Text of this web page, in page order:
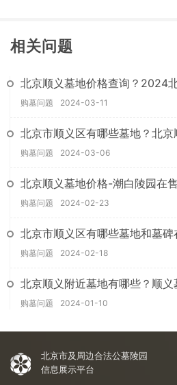
相关问题
北京顺义墓地价格查询？2024
购墓问题 2024-03-11
北京市顺义区有哪些墓地？北
购墓问题 2024-03-06
北京顺义墓地价格-潮白陵园在
购墓问题 2024-02-23
北京市顺义区有哪些墓地和墓
购墓问题 2024-02-18
北京顺义附近墓地有哪些？顺义
购墓问题 2024-01-10
北京市及周边合法公墓陵园
信息展示平台